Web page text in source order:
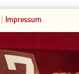
Impressum